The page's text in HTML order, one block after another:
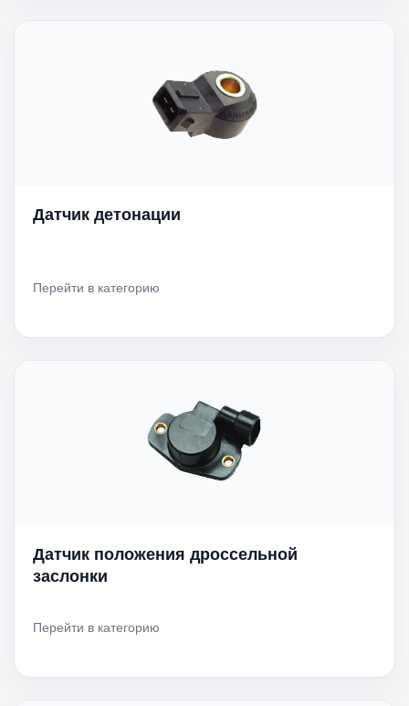
Датчик детонации
Перейти в категорию
Датчик положения дроссельной
заслонки
Перейти в категорию